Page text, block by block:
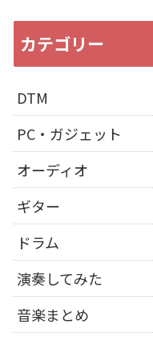
カテゴリー
DTM
PC・ガジェット
オーディオ
ギター
ドラム
演奏してみた
音楽まとめ